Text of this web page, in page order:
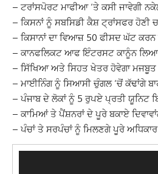
– ਟਰਾਂਸਪੋਰਟ ਮਾਫੀਆ ‘ਤੇ ਕਸੀ ਜਾਵੇਗੀ
– ਕਿਸਨਾਂ ਨੂੰ ਸਬਸਿਡੀ ਕੈਸ਼ ਟ੍ਰਾਂਸਫਰ ਹੋਣੀ
– ਕਿਸਾਨਾਂ ਦਾ ਵਿਆਜ਼ 50 ਫੀਸਦ ਘੱਟ ਕਰਨ
– ਕਾਨਫਲਿਕਟ ਆਫ ਇੰਟਰਸਟ ਕਾਨੂੰਨ
– ਸਿੱਖਿਆ ਅਤੇ ਸਿਹਤ ਖੇਤਰ ਹੋਵੇਗਾ ਮਜਬੂਤ
– ਮਾਈਨਿੰਗ ਨੂੰ ਸਿਆਸੀ ਚੁੰਗਲ ‘ਚੋਂ ਕੱਢਾਂਗੇ
– ਪੰਜਾਬ ਦੇ ਲੋਕਾਂ ਨੂੰ 5 ਰੁਪਏ ਪ੍ਰਤੀ ਯੂਨਿਟ
– ਕਾਮਿਆਂ ਤੇ ਪੈਂਸ਼ਨਰਾਂ ਦੇ ਪੂਰੇ ਬਕਾਏ
– ਪੰਚਾਂ ਤੇ ਸਰਪੰਚਾਂ ਨੂੰ ਮਿਲਣਗੇ ਪੂਰੇ ਅਧਿਕਾਰ